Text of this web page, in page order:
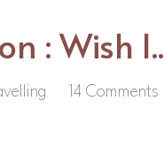
: Wish I..
14 Comments